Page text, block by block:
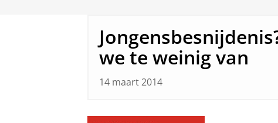
we te weinig van
14 maart 2014